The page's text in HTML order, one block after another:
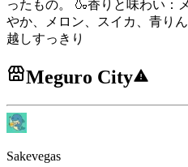
ったもの。 🍶香りと味わい：
やか、メロン、スイカ、青り
越しすっきり
Meguro City
Sakevegas